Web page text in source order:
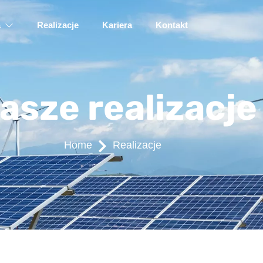
Realizacje Kariera Kontakt
realizacje
Home Realizacje